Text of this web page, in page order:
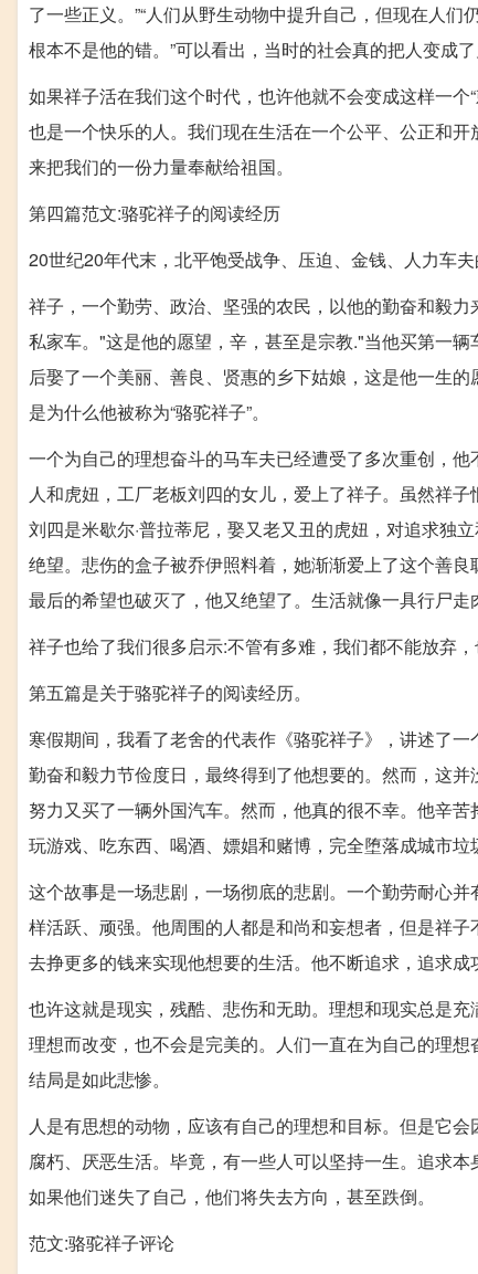
了一些正义。”“人们从野生动物中提升自己，但现在人
根本不是他的错。”可以看出，当时的社会真的把人变成了
如果祥子活在我们这个时代，也许他就不会变成这样一
也是一个快乐的人。我们现在生活在一个公平、公正和
来把我们的一份力量奉献给祖国。
第四篇范文:骆驼祥子的阅读经历
20世纪20年代末，北平饱受战争、压迫、金钱、人力车
祥子，一个勤劳、政治、坚强的农民，以他的勤奋和毅
私家车。"这是他的愿望，辛，甚至是宗教."当他买第一
后娶了一个美丽、善良、贤惠的乡下姑娘，这是他一生
是为什么他被称为“骆驼祥子”。
一个为自己的理想奋斗的马车夫已经遭受了多次重创，
人和虎妞，工厂老板刘四的女儿，爱上了祥子。虽然祥
刘四是米歇尔·普拉蒂尼，娶又老又丑的虎妞，对追求独
绝望。悲伤的盒子被乔伊照料着，她渐渐爱上了这个善
最后的希望也破灭了，他又绝望了。生活就像一具行尸走
祥子也给了我们很多启示:不管有多难，我们都不能放弃
第五篇是关于骆驼祥子的阅读经历。
寒假期间，我看了老舍的代表作《骆驼祥子》，讲述了
勤奋和毅力节俭度日，最终得到了他想要的。然而，这
努力又买了一辆外国汽车。然而，他真的很不幸。他辛
玩游戏、吃东西、喝酒、嫖娼和赌博，完全堕落成城市垃
这个故事是一场悲剧，一场彻底的悲剧。一个勤劳耐心
样活跃、顽强。他周围的人都是和尚和妄想者，但是祥
去挣更多的钱来实现他想要的生活。他不断追求，追求
也许这就是现实，残酷、悲伤和无助。理想和现实总是
理想而改变，也不会是完美的。人们一直在为自己的理
结局是如此悲惨。
人是有思想的动物，应该有自己的理想和目标。但是它会
腐朽、厌恶生活。毕竟，有一些人可以坚持一生。追求
如果他们迷失了自己，他们将失去方向，甚至跌倒。
范文:骆驼祥子评论